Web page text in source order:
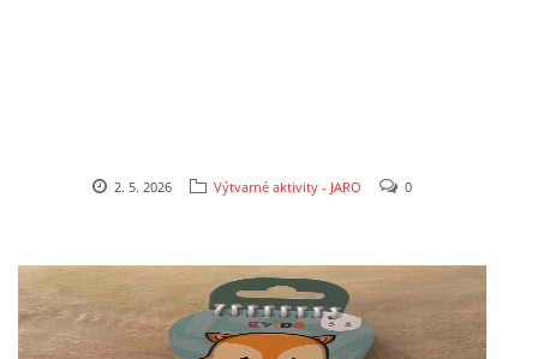
CO BY MĚLO DÍTĚ ZVLÁDNOUT PŘED VSTUPEM DO ZŠ
SPORTÍK - DĚTI V POHYBU
STOP ŠIKANĚ ANEB ŠIKANA BOLÍ
2. 5. 2026 Výtvarné aktivity - JARO 0